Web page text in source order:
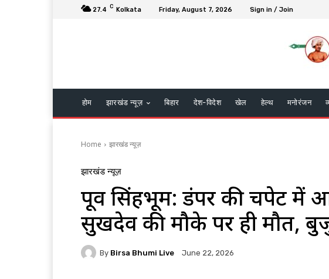
27.4 C Kolkata Friday, August 7, 2026 Sign in / Join
होम झारखंड न्यूज़ बिहार देश-विदेश खेल हेल्थ मनोरंजन
Home झारखंड न्यूज़
झारखंड न्यूज़
पूर्वी सिंहभूम: डंपर की चपेट में
सुखदेव की मौके पर ही मौत,
By Birsa Bhumi Live June 22, 2026